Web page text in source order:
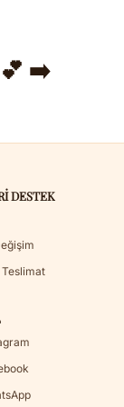
➡️
DESTEK
Teslimat